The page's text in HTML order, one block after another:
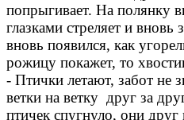
попрыгивает. На полянку
глазками стреляет и вновь
вновь появился, как
рожицу покажет, то
- Птички летают, забот не
ветки на ветку друг за
птичек спугнуло, они